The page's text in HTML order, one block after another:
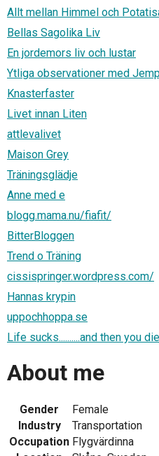
Allt mellan Himmel och
Bellas Sagolika Liv
En jordemors liv och lustar
Ytliga observationer med
Knasterfaster
Livet innan Liten
attlevalivet
Maison Grey
Träningsglädje
Anne med e
blogg.mama.nu/fiafit/
BitterBloggen
Trend o Träning
cissispringer.wordpress.com/
Hannas krypin
uppochhoppa.se
Life sucks..........and then you die
About me
Gender
Female
Industry
Transportation
Occupation Flygvärdinna